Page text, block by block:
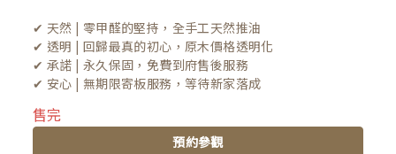
✔ 天然 | 零甲醛的堅持，全手工天然推油
✔ 透明 | 回歸最真的初心，原木價格透明化
✔ 承諾 | 永久保固，免費到府售後服務
✔ 安心 | 無期限寄板服務，等待新家落成
售完
預約參觀